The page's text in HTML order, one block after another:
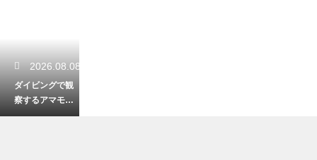
2026.08.08
ダイビングで観
察するアマモ場
の役割とは？海